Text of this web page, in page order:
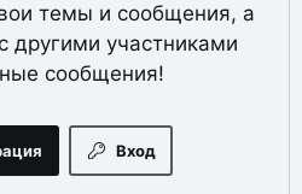
темы и сообщения, а
другими участниками
сообщения!
Вход